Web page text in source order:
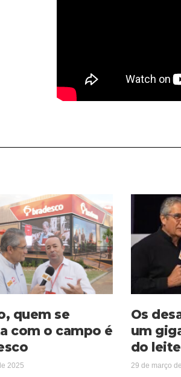
quem se
com o campo é
2025
Os
um
do leite
29 de março